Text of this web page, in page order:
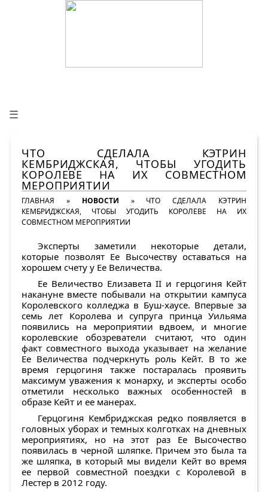
☰
ЧТО СДЕЛАЛА КЭТРИН
КЕМБРИДЖСКАЯ, ЧТОБЫ УГОДИТЬ
КОРОЛЕВЕ НА ИХ СОВМЕСТНОМ
МЕРОПРИЯТИИ
ГЛАВНАЯ » НОВОСТИ » ЧТО СДЕЛАЛА КЭТРИН
КЕМБРИДЖСКАЯ, ЧТОБЫ УГОДИТЬ КОРОЛЕВЕ НА ИХ
СОВМЕСТНОМ МЕРОПРИЯТИИ
Эксперты заметили некоторые детали,
которые позволят Ее Высочеству оставаться на
хорошем счету у Ее Величества.
Ее Величество Елизавета II и герцогиня Кейт
накануне вместе побывали на открытии кампуса
Королевского колледжа в Буш-хаусе. Впервые за
семь лет Королева и супруга принца Уильяма
появились на мероприятии вдвоем, и многие
королевские обозреватели считают, что один
факт совместного выхода указывает на желание
Ее Величества подчеркнуть роль Кейт. В то же
время герцогиня также постаралась проявить
максимум уважения к монарху, и эксперты особо
отметили несколько важных особенностей в
образе Кейт и ее манерах.
Герцогиня Кембриджская редко появляется в
головных уборах и темных колготках на дневных
мероприятиях, но на этот раз Ее Высочество
появилась в черной шляпке. Причем это была та
же шляпка, в который мы видели Кейт во время
ее первой совместной поездки с Королевой в
Лестер в 2012 году.